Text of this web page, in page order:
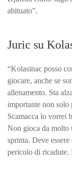
abituato”.
Juric su
“Kolasinac posso
giocare, anche se
allenamento. Sta
importante non solo
Scamacca lo vorrei
Non gioca da molto
sprinta. Deve
pericolo di ricadute.